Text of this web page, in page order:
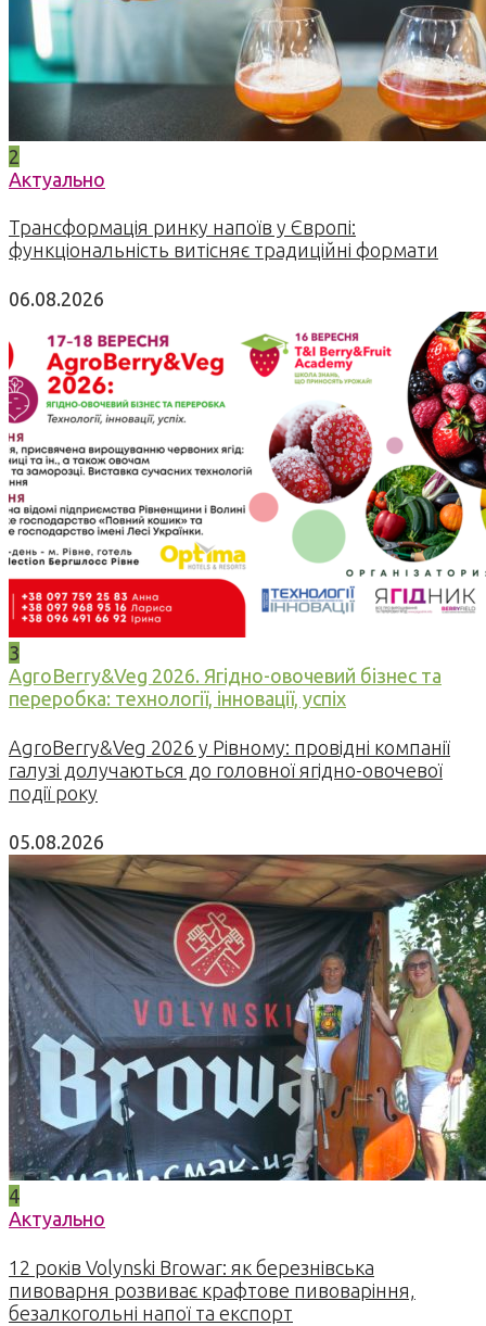
2
Актуально
Трансформація ринку напоїв у Європі:
функціональність витісняє традиційні формати
06.08.2026
3
AgroBerry&Veg 2026. Ягідно-овочевий бізнес та
переробка: технології, інновації, успіх
AgroBerry&Veg 2026 у Рівному: провідні компанії
галузі долучаються до головної ягідно-овочевої
події року
05.08.2026
4
Актуально
12 років Volynski Browar: як березнівська
пивоварня розвиває крафтове пивоваріння,
безалкогольні напої та експорт